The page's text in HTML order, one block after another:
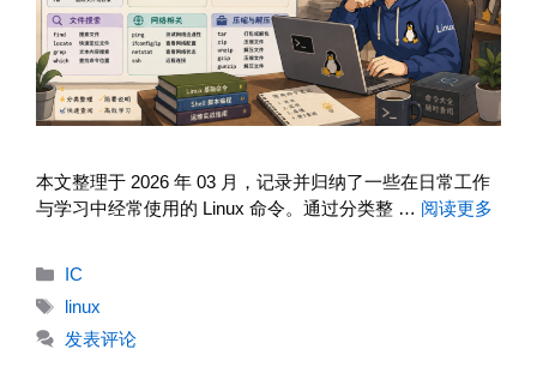
本文整理于 2026 年 03 月，记录并归纳了一些在日常工作
与学习中经常使用的 Linux 命令。通过分类整 … 阅读更多
分
类
IC
标
签
linux
发表评论